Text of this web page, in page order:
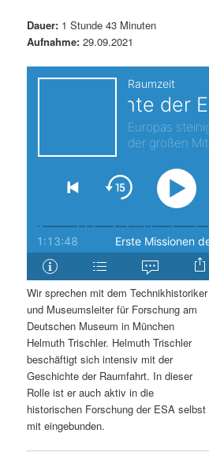
i
n
p
g
n
Dauer: 1 Stunde 43 Minuten
Aufnahme: 29.09.2021
Wir sprechen mit dem Technikhistoriker
und Museumsleiter für Forschung am
Deutschen Museum in München
Helmuth Trischler. Helmuth Trischler
beschäftigt sich intensiv mit der
Geschichte der Raumfahrt. In dieser
Rolle ist er auch aktiv in die
historischen Forschung der ESA selbst
mit eingebunden.